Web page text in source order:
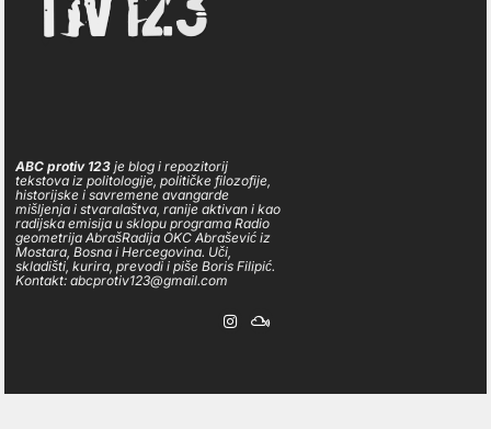
ABC protiv 123 je blog i repozitorij
tekstova iz politologije, političke filozofije,
historijske i savremene avangarde
mišljenja i stvaralaštva, ranije aktivan i kao
radijska emisija u sklopu programa Radio
geometrija AbrašRadija OKC Abrašević iz
Mostara, Bosna i Hercegovina. Uči,
skladišti, kurira, prevodi i piše Boris Filipić.
Kontakt: abcprotiv123@gmail.com